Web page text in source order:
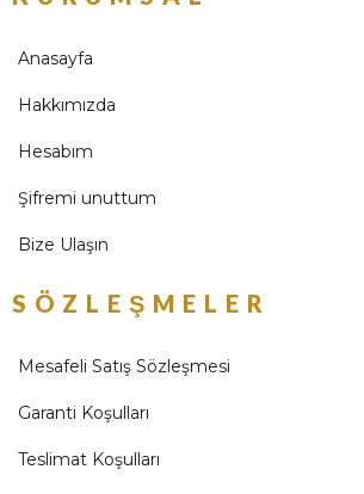
Anasayfa
Hakkımızda
Hesabım
Şifremi unuttum
Bize Ulaşın
SÖZLEŞMELER
Mesafeli Satış Sözleşmesi
Garanti Koşulları
Teslimat Koşulları